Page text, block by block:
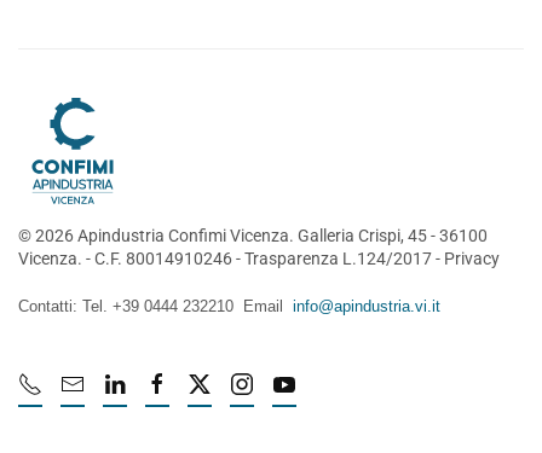
©2026Apindustria Confimi Vicenza. Galleria Crispi, 45 - 36100
Vicenza. - C.F. 80014910246 -Trasparenza L.124/2017- Privacy
Contatti: Tel. +39 0444 232210 Email info@apindustria.vi.it